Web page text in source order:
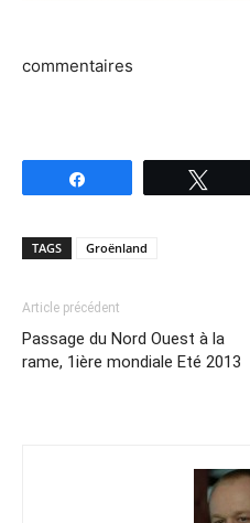
commentaires
TAGS Groënland
Article précédent
Passage du Nord Ouest à la
rame, 1ière mondiale Eté 2013